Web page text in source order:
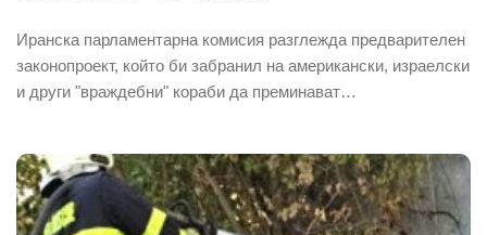
Иранска парламентарна комисия разглежда предварителен
законопроект, който би забранил на американски, израелски
и други "враждебни" кораби да преминават…